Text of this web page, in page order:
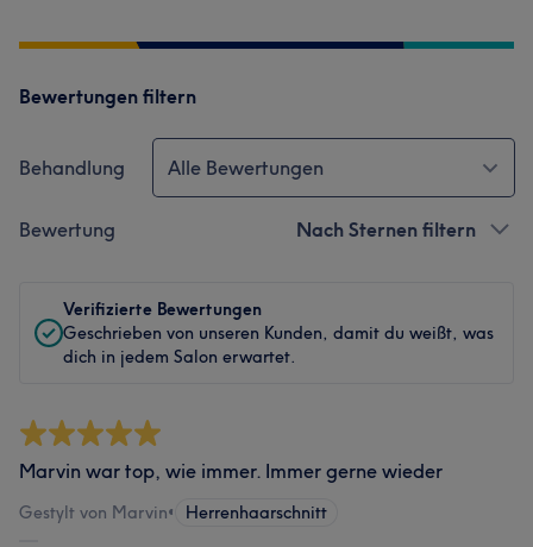
Bewertungen filtern
Behandlung Alle Bewertungen
Bewertung Nach Sternen filtern
Verifizierte Bewertungen
Geschrieben von unseren Kunden, damit du weißt, was
dich in jedem Salon erwartet.
Marvin war top, wie immer. Immer gerne wieder
Gestylt von Marvin• Herrenhaarschnitt